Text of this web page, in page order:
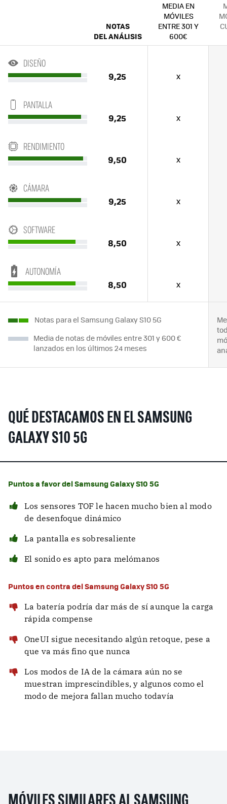
NOTAS
DEL ANÁLISIS
MEDIA EN
MÓVILES
ENTRE 301 Y
600€
DISEÑO
9,25 x
PANTALLA
9,25 x
RENDIMIENTO
9,50 x
CÁMARA
9,25 x
SOFTWARE
8,50 x
AUTONOMÍA
8,50 x
Notas para el Samsung Galaxy S10 5G
Media de notas de móviles entre 301 y 600 €
lanzados en los últimos 24 meses
QUÉ DESTACAMOS EN EL SAMSUNG
GALAXY S10 5G
Puntos a favor del Samsung Galaxy S10 5G
Los sensores TOF le hacen mucho bien al modo
de desenfoque dinámico
La pantalla es sobresaliente
El sonido es apto para melómanos
Puntos en contra del Samsung Galaxy S10 5G
La batería podría dar más de sí aunque la carga
rápida compense
OneUI sigue necesitando algún retoque, pese a
que va más fino que nunca
Los modos de IA de la cámara aún no se
muestran imprescindibles, y algunos como el
modo de mejora fallan mucho todavía